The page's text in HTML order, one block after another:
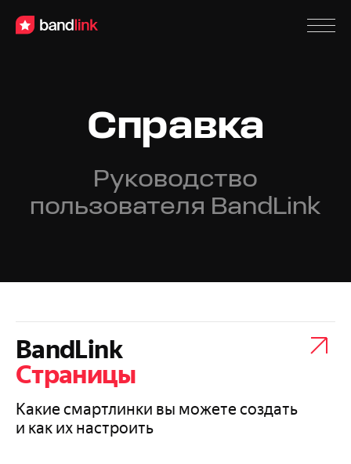
Справка
Руководство
пользователя BandLink
BandLink
Страницы
Какие смартлинки вы можете создать
и как их настроить